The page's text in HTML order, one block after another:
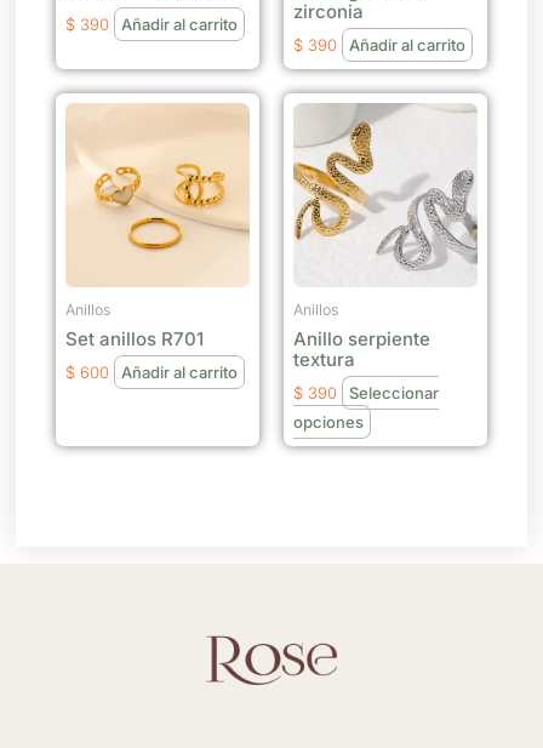
$ 390 Añadir al carrito
zirconia
$ 390 Añadir al carrito
Anillos
Set anillos R701
$ 600 Añadir al carrito
Anillos
Anillo serpiente
textura
$ 390
Seleccionar
opciones
Este
producto
tiene
múltiples
variantes.
Las
pueden
en
página